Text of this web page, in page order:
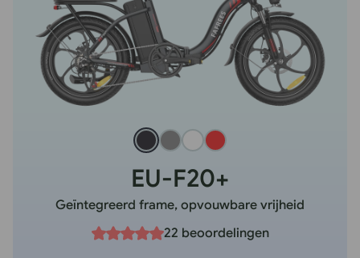
EU-F20+
Geïntegreerd frame, opvouwbare vrijheid
22 beoordelingen